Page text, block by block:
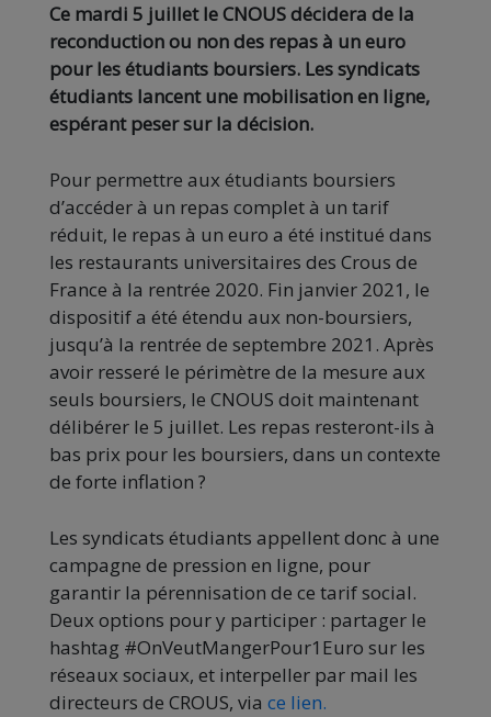
Ce mardi 5 juillet le CNOUS décidera de la
reconduction ou non des repas à un euro
pour les étudiants boursiers. Les syndicats
étudiants lancent une mobilisation en ligne,
espérant peser sur la décision.
Pour permettre aux étudiants boursiers
d’accéder à un repas complet à un tarif
réduit, le repas à un euro a été institué dans
les restaurants universitaires des Crous de
France à la rentrée 2020. Fin janvier 2021, le
dispositif a été étendu aux non-boursiers,
jusqu’à la rentrée de septembre 2021. Après
avoir resseré le périmètre de la mesure aux
seuls boursiers, le CNOUS doit maintenant
délibérer le 5 juillet. Les repas resteront-ils à
bas prix pour les boursiers, dans un contexte
de forte inflation ?
Les syndicats étudiants appellent donc à une
campagne de pression en ligne, pour
garantir la pérennisation de ce tarif social.
Deux options pour y participer : partager le
hashtag #OnVeutMangerPour1Euro sur les
réseaux sociaux, et interpeller par mail les
directeurs de CROUS, via ce lien.